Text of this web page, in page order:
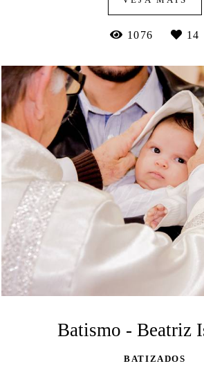
1076 14
Batismo - Beatriz
BATIZADOS